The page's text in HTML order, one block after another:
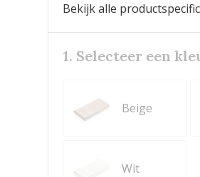
Bekijk alle
1. Selecteer een
Beige
Wit